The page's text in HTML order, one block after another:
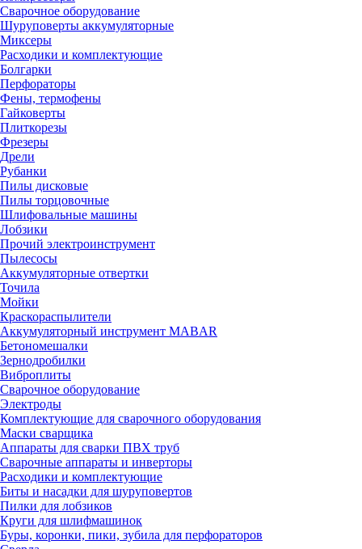
Сварочное оборудование
Шуруповерты аккумуляторные
Миксеры
Расходики и комплектующие
Болгарки
Перфораторы
Фены, термофены
Гайковерты
Плиткорезы
Фрезеры
Дрели
Рубанки
Пилы дисковые
Пилы торцовочные
Шлифовальные машины
Лобзики
Прочий электроинструмент
Пылесосы
Аккумуляторные отвертки
Точила
Мойки
Краскораспылители
Аккумуляторный инструмент MABAR
Бетономешалки
Зернодробилки
Виброплиты
Сварочное оборудование
Электроды
Комплектующие для сварочного оборудования
Маски сварщика
Аппараты для сварки ПВХ труб
Сварочные аппараты и инверторы
Расходики и комплектующие
Биты и насадки для шуруповертов
Пилки для лобзиков
Круги для шлифмашинок
Буры, коронки, пики, зубила для перфораторов